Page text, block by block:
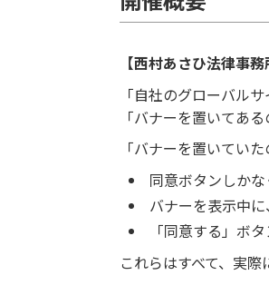
【西村あさひ法律事
「自社のグローバル
「バナーを置いてあ
「バナーを置いてい
同意ボタンしか
バナーを表示中
「同意する」ボ
これらはすべて、実際